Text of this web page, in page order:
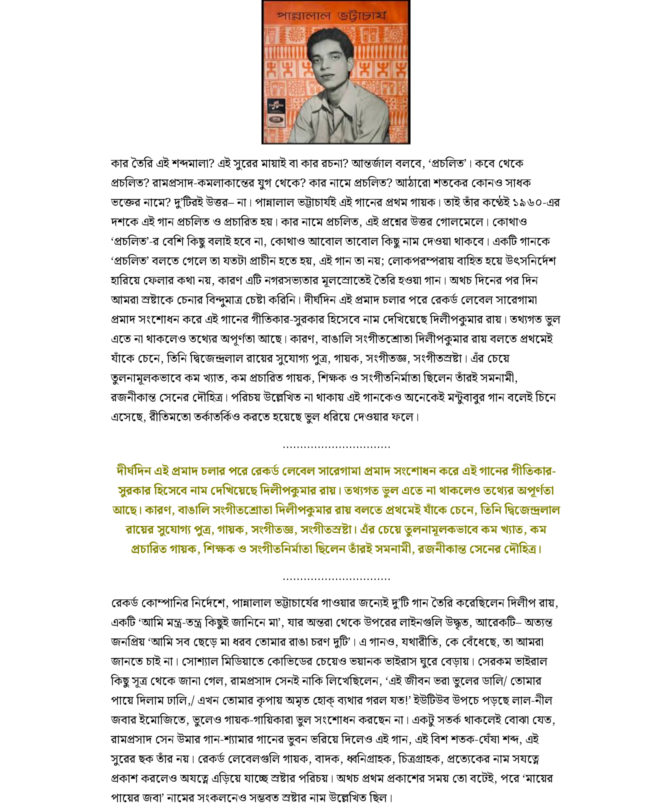
কার তৈরি এই শব্দমালা? এই সুরের মায়াই বা কার রচনা? আন্তর্জাল বলবে, ‘প্রচলিত’। কবে থেকে
প্রচলিত? রামপ্রসাদ-কমলাকান্তের যুগ থেকে? কার নামে প্রচলিত? আঠারো শতকের কোনও সাধক
ভক্তের নামে? দু’টিরই উত্তর– না। পান্নালাল ভট্টাচার্যই এই গানের প্রথম গায়ক। তাই তাঁর কণ্ঠেই ১৯৬০-এর
দশকে এই গান প্রচলিত ও প্রচারিত হয়। কার নামে প্রচলিত, এই প্রশ্নের উত্তর গোলমেলে। কোথাও
‘প্রচলিত’-র বেশি কিছু বলাই হবে না, কোথাও আবোল তাবোল কিছু নাম দেওয়া থাকবে। একটি গানকে
‘প্রচলিত’ বলতে গেলে তা যতটা প্রাচীন হতে হয়, এই গান তা নয়; লোকপরম্পরায় বাহিত হয়ে উৎসনির্দেশ
হারিয়ে ফেলার কথা নয়, কারণ এটি নগরসভ্যতার মূলস্রোতেই তৈরি হওয়া গান। অথচ দিনের পর দিন
আমরা স্রষ্টাকে চেনার বিন্দুমাত্র চেষ্টা করিনি। দীর্ঘদিন এই প্রমাদ চলার পরে রেকর্ড লেবেল সারেগামা
প্রমাদ সংশোধন করে এই গানের গীতিকার-সুরকার হিসেবে নাম দেখিয়েছে দিলীপকুমার রায়। তথ্যগত ভুল
এতে না থাকলেও তথ্যের অপূর্ণতা আছে। কারণ, বাঙালি সংগীতশ্রোতা দিলীপকুমার রায় বলতে প্রথমেই
যাঁকে চেনে, তিনি দ্বিজেন্দ্রলাল রায়ের সুযোগ্য পুত্র, গায়ক, সংগীতজ্ঞ, সংগীতস্রষ্টা। এঁর চেয়ে
তুলনামূলকভাবে কম খ্যাত, কম প্রচারিত গায়ক, শিক্ষক ও সংগীতনির্মাতা ছিলেন তাঁরই সমনামী,
রজনীকান্ত সেনের দৌহিত্র। পরিচয় উল্লেখিত না থাকায় এই গানকেও অনেকেই মন্টুবাবুর গান বলেই চিনে
এসেছে, রীতিমতো তর্কাতর্কিও করতে হয়েছে ভুল ধরিয়ে দেওয়ার ফলে।
………………………….
দীর্ঘদিন এই প্রমাদ চলার পরে রেকর্ড লেবেল সারেগামা প্রমাদ সংশোধন করে এই গানের গীতিকার-
সুরকার হিসেবে নাম দেখিয়েছে দিলীপকুমার রায়। তথ্যগত ভুল এতে না থাকলেও তথ্যের অপূর্ণতা
আছে। কারণ, বাঙালি সংগীতশ্রোতা দিলীপকুমার রায় বলতে প্রথমেই যাঁকে চেনে, তিনি দ্বিজেন্দ্রলাল
রায়ের সুযোগ্য পুত্র, গায়ক, সংগীতজ্ঞ, সংগীতস্রষ্টা। এঁর চেয়ে তুলনামূলকভাবে কম খ্যাত, কম
প্রচারিত গায়ক, শিক্ষক ও সংগীতনির্মাতা ছিলেন তাঁরই সমনামী, রজনীকান্ত সেনের দৌহিত্র।
………………………….
রেকর্ড কোম্পানির নির্দেশে, পান্নালাল ভট্টাচার্যের গাওয়ার জন্যেই দু’টি গান তৈরি করেছিলেন দিলীপ রায়,
একটি ‘আমি মন্ত্র-তন্ত্র কিছুই জানিনে মা’, যার অন্তরা থেকে উপরের লাইনগুলি উদ্ধৃত, আরেকটি– অত্যন্ত
জনপ্রিয় ‘আমি সব ছেড়ে মা ধরব তোমার রাঙা চরণ দুটি’। এ গানও, যথারীতি, কে বেঁধেছে, তা আমরা
জানতে চাই না। সোশ্যাল মিডিয়াতে কোভিডের চেয়েও ভয়ানক ভাইরাস ঘুরে বেড়ায়। সেরকম ভাইরাল
কিছু সূত্র থেকে জানা গেল, রামপ্রসাদ সেনই নাকি লিখেছিলেন, ‘এই জীবন ভরা ভুলের ডালি/ তোমার
পায়ে দিলাম ঢালি,/ এখন তোমার কৃপায় অমৃত হোক্‌ ব্যথার গরল যত!’ ইউটিউব উপচে পড়ছে লাল-নীল
জবার ইমোজিতে, ভুলেও গায়ক-গায়িকারা ভুল সংশোধন করছেন না। একটু সতর্ক থাকলেই বোঝা যেত,
রামপ্রসাদ সেন উমার গান-শ্যামার গানের ভুবন ভরিয়ে দিলেও এই গান, এই বিশ শতক-ঘেঁষা শব্দ, এই
সুরের ছক তাঁর নয়। রেকর্ড লেবেলগুলি গায়ক, বাদক, ধ্বনিগ্রাহক, চিত্রগ্রাহক, প্রত্যেকের নাম সযত্নে
প্রকাশ করলেও অযত্নে এড়িয়ে যাচ্ছে স্রষ্টার পরিচয়। অথচ প্রথম প্রকাশের সময় তো বটেই, পরে ‘মায়ের
পায়ের জবা’ নামের সংকলনেও সম্ভবত স্রষ্টার নাম উল্লেখিত ছিল।